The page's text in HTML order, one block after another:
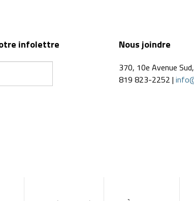
infolettre Nous joindre
370, 10e Avenue
819 823-2252 |